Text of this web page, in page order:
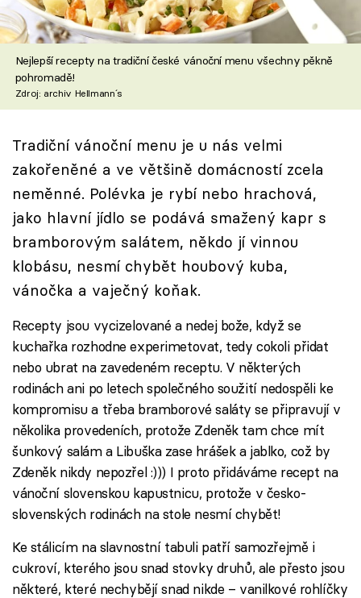
Recepty z TV
Speciál: Cuketa
Těhotnej kuchař
Sledujte prima+
Přihlášení
Sledujte nás
Nejlepší recepty na tradiční české vánoční menu všechny pěkně
pohromadě!
Zdroj: archiv Hellmann´s
Tradiční vánoční menu je u nás velmi
zakořeněné a ve většině domácností zcela
neměnné. Polévka je rybí nebo hrachová,
jako hlavní jídlo se podává smažený kapr s
bramborovým salátem, někdo jí vinnou
klobásu, nesmí chybět houbový kuba,
vánočka a vaječný koňak.
Recepty jsou vycizelované a nedej bože, když se
kuchařka rozhodne experimetovat, tedy cokoli přidat
nebo ubrat na zavedeném receptu. V některých
rodinách ani po letech společného soužití nedospěli ke
kompromisu a třeba bramborové saláty se připravují v
několika provedeních, protože Zdeněk tam chce mít
šunkový salám a Libuška zase hrášek a jablko, což by
Zdeněk nikdy nepozřel :))) I proto přidáváme recept na
vánoční slovenskou kapustnicu, protože v česko-
slovenských rodinách na stole nesmí chybět!
Ke stálicím na slavnostní tabuli patří samozřejmě i
cukroví, kterého jsou snad stovky druhů, ale přesto jsou
některé, které nechybějí snad nikde – vanilkové rohlíčky